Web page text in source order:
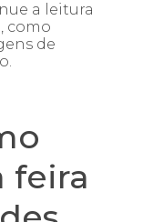
a leitura
como
de
feira